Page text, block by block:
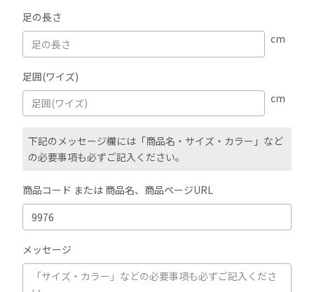
足の長さ
cm
足囲(ワイズ)
cm
下記のメッセージ欄には「商品名・サイズ・カラー」など
の必要事項も必ずご記入ください。
商品コード または 商品名、商品ページURL
メッセージ